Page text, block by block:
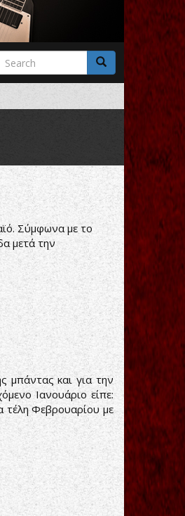
Σύμφωνα με το
μετά την
μπάντας και για την
Ιανουάριο είπε:
τέλη Φεβρουαρίου με